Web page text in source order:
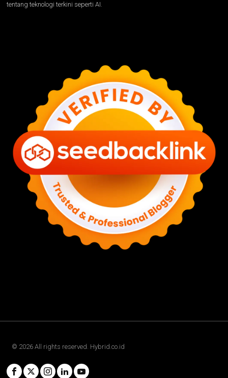
tentang teknologi terkini seperti AI.
© 2026 All rights reserved. Hybrid.co.id